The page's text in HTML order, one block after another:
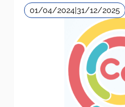
01/04/2024 31/12/2025